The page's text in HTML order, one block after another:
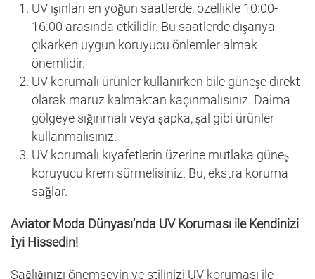
UV ışınları en yoğun saatlerde, özellikle 10:00-
16:00 arasında etkilidir. Bu saatlerde dışarıya
çıkarken uygun koruyucu önlemler almak
önemlidir.
UV korumalı ürünler kullanırken bile güneşe direkt
olarak maruz kalmaktan kaçınmalısınız. Daima
gölgeye sığınmalı veya şapka, şal gibi ürünler
kullanmalısınız.
UV korumalı kıyafetlerin üzerine mutlaka güneş
koruyucu krem sürmelisiniz. Bu, ekstra koruma
sağlar.
Aviator Moda Dünyası’nda UV Koruması ile Kendinizi
İyi Hissedin!
Sağlığınızı önemseyin ve stilinizi UV koruması ile